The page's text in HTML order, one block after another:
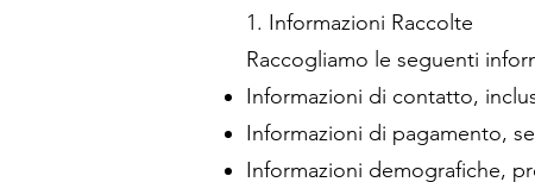
1. Informazioni Raccolte
Raccogliamo le seguenti
Informazioni di contatto,
Informazioni di pagamento,
Informazioni demografiche,